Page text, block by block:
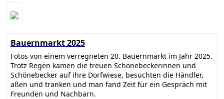
Bauernmarkt 2025
Fotos von einem verregneten 20. Bauernmarkt im Jahr 2025.
Trotz Regen kamen die treuen Schönebeckerinnen und
Schönebecker auf ihre Dorfwiese, besuchten die Händler,
aßen und tranken und man fand Zeit für ein Gespräch mit
Freunden und Nachbarn.